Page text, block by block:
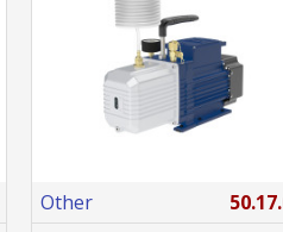
Other